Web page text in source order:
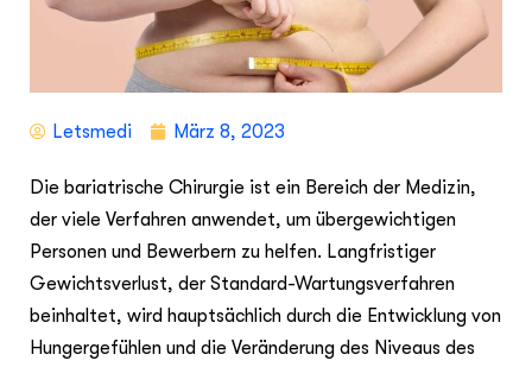
Letsmedi März 8, 2023
Die bariatrische Chirurgie ist ein Bereich der Medizin,
der viele Verfahren anwendet, um übergewichtigen
Personen und Bewerbern zu helfen. Langfristiger
Gewichtsverlust, der Standard-Wartungsverfahren
beinhaltet, wird hauptsächlich durch die Entwicklung von
Hungergefühlen und die Veränderung des Niveaus des